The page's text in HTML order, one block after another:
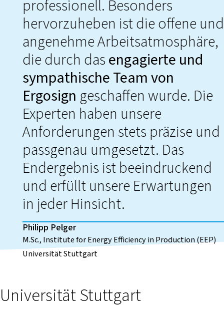
professionell. Besonders
hervorzuheben ist die offene und
angenehme Arbeitsatmosphäre,
die durch dasengagierte und
sympathische Team von
Ergosign geschaffen wurde. Die
Experten haben unsere
Anforderungen stets präzise und
passgenau umgesetzt. Das
Endergebnis ist beeindruckend
und erfüllt unsere Erwartungen
in jeder Hinsicht.
Philipp Pelger
M.Sc., Institute for Energy Efficiency in Production (EEP)
Universität Stuttgart
Universität Stuttgart